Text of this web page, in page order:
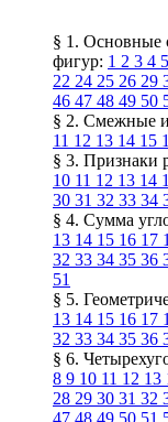
§ 1. Основные
фигур: 1 2 3 4 5
22 24 25 26 29
46 47 48 49 50
§ 2. Смежные
11 12 13 14 15
§ 3. Признаки
10 11 12 13 14
30 31 32 33 34
§ 4. Сумма
13 14 15 16 17
32 33 34 35 36
51
§ 5.
13 14 15 16 17
32 33 34 35 36
§ 6.
8 9 10 11 12 13
28 29 30 31 32
47 48 49 50 51